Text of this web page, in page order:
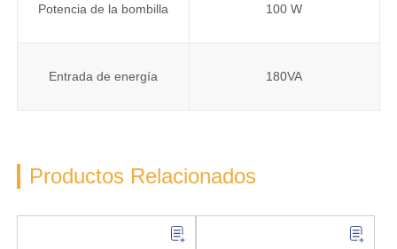
Potencia de la bombilla 100 W
Entrada de energía 180VA
Productos Relacionados